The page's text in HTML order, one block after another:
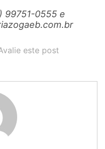
99751-0555 e
este post